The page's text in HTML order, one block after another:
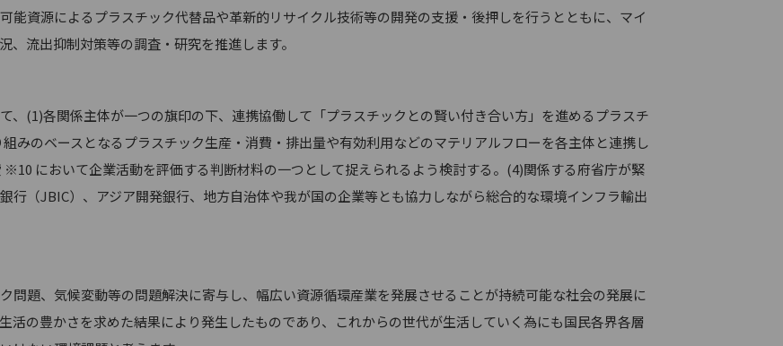
能資源によるプラスチック代替品や革新的リサイクル技術等の開発の支援・後押しを行うとともに、マイ
流出抑制対策等の調査・研究を推進します。
、(1)各関係主体が一つの旗印の下、連携協働して「プラスチックとの賢い付き合い方」を進めるプラスチ
みのベースとなるプラスチック生産・消費・排出量や有効利用などのマテリアルフローを各主体と連携し
において企業活動を評価する判断材料の一つとして捉えられるよう検討する。(4)関係する府省庁が緊
行（JBIC）、アジア開発銀行、地方自治体や我が国の企業等とも協力しながら総合的な環境インフラ輸出
題、気候変動等の問題解決に寄与し、幅広い資源循環産業を発展させることが持続可能な社会の発展に
活の豊かさを求めた結果により発生したものであり、これからの世代が生活していく為にも国民各界各層